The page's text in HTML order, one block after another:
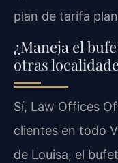
plan de tarifa
¿Maneja el
otras
Sí, Law Offices
clientes en todo
de Louisa, el